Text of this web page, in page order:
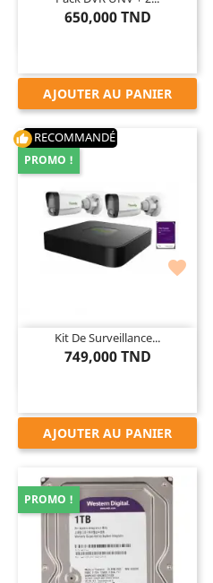
650,000 TND
AJOUTER AU PANIER

thumb_up RECOMMANDÉ
Kit De Surveillance...
749,000 TND
PROMO !
AJOUTER AU PANIER
PROMO !